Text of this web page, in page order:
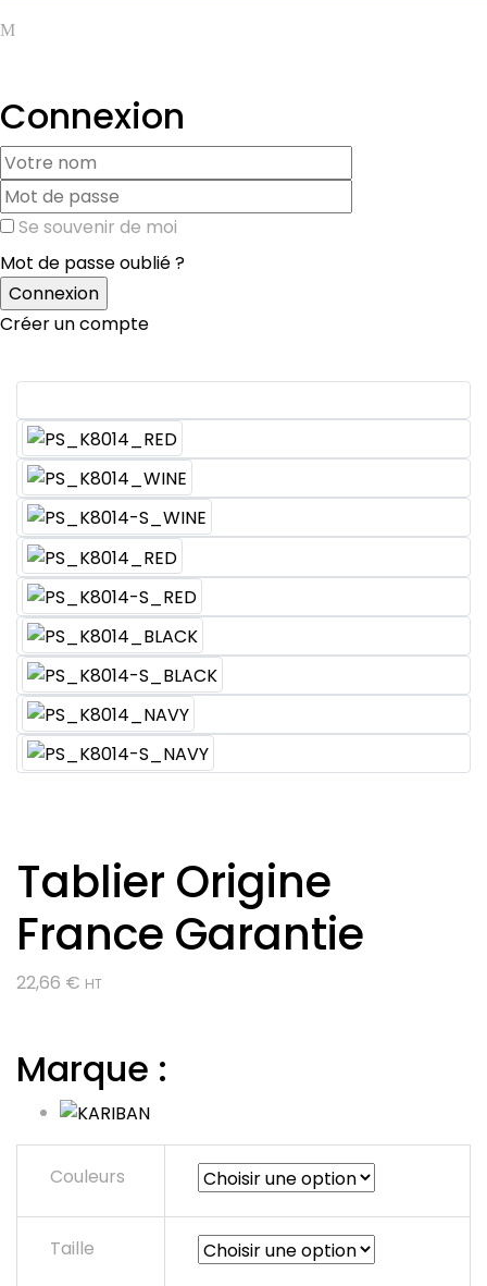
Connexion
Se souvenir de moi
Mot de passe oublié ?
Créer un compte
Tablier Origine
France Garantie
22,66 € HT
Marque :
Couleurs
Taille